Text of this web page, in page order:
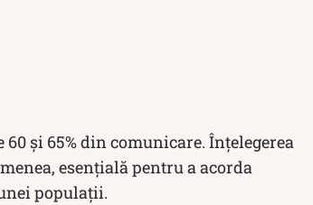
și 65% din comunicare. Înțelegerea
esențială pentru a acorda
populații.